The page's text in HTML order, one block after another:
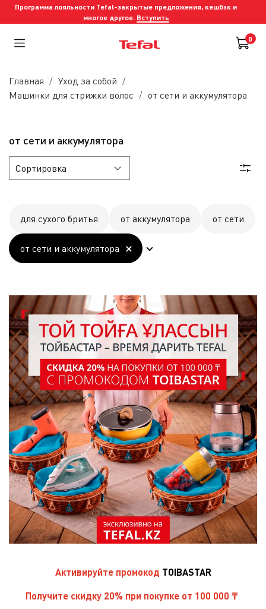
Программа лояльности Tefal-закрытые предложения, кешбэк и
многое другое. Вступить
0
Главная
Уход за собой
Машинки для стрижки волос
от сети и аккумулятора
от сети и аккумулятора
для сухого бритья от аккумулятора от сети
от сети и аккумулятора
Активируйте промокод TOIBASTAR
Получите скидку 20% при покупке от 100 000 ₸